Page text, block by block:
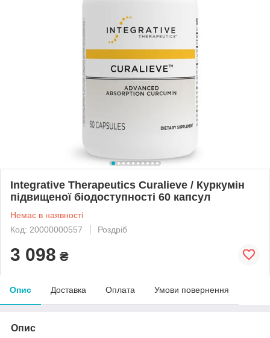
Integrative Therapeutics Curalieve / Куркумін
підвищеної біодоступності 60 капсул
Немає в наявності
Код: 20000000557
Роздріб
3 098 ₴
Опис Доставка Оплата Умови повернення
Опис